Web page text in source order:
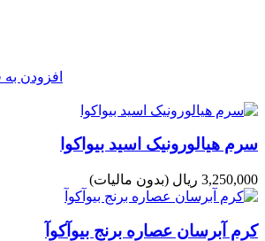
افزودن
سرم هیالورونیک اسید بیواکوا
3,250,000 ریال (بدون مالیات)
کرم آبرسان عصاره برنج بیوآکوآ